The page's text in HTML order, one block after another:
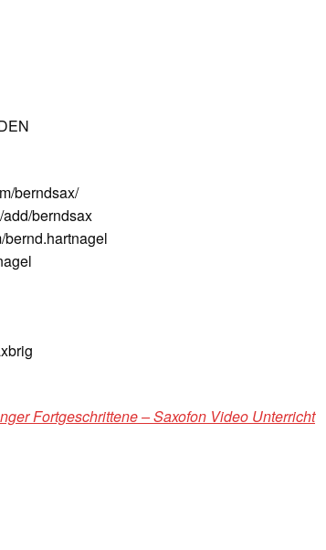
berndsax/
berndsax
bernd.hartnagel
Fortgeschrittene – Saxofon Video Unterricht